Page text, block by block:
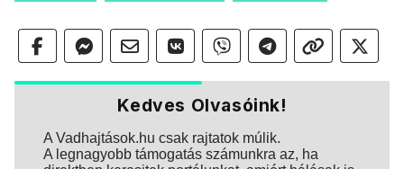
Kedves Olvasóink!
A Vadhajtások.hu csak rajtatok múlik.
A legnagyobb támogatás számunkra az, ha